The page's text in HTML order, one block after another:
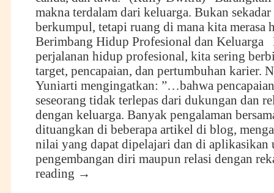
makna terdalam dari keluarga. Bukan sekadar
berkumpul, tetapi ruang di mana kita
Berimbang Hidup Profesional dan Keluarga
perjalanan hidup profesional, kita sering
target, pencapaian, dan pertumbuhan karier.
Yuniarti mengingatkan: ”…bahwa
seseorang tidak terlepas dari dukungan dan
dengan keluarga. Banyak pengalaman
dituangkan di beberapa artikel di blog,
nilai yang dapat dipelajari dan di aplikasikan
pengembangan diri maupun relasi dengan
reading →